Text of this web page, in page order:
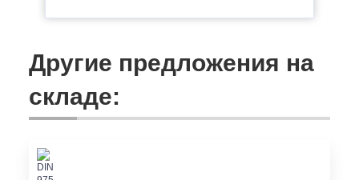
Другие предложения на
складе: